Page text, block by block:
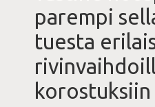
parempi
tuesta